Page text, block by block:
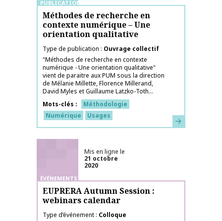
PUBLICATIONS
Méthodes de recherche en
contexte numérique – Une
orientation qualitative
Type de publication
Ouvrage collectif
"Méthodes de recherche en contexte
numérique - Une orientation qualitative"
vient de paraitre aux PUM sous la direction
de Mélanie Millette, Florence Millerand,
David Myles et Guillaume Latzko-Toth...
Mots-clés
Méthodologie
Numérique
Usages En savoir plus
ÉVÉNEMENTS
Mis en ligne le
21 octobre
2020
EUPRERA Autumn Session :
webinars calendar
Type d’événement Colloque